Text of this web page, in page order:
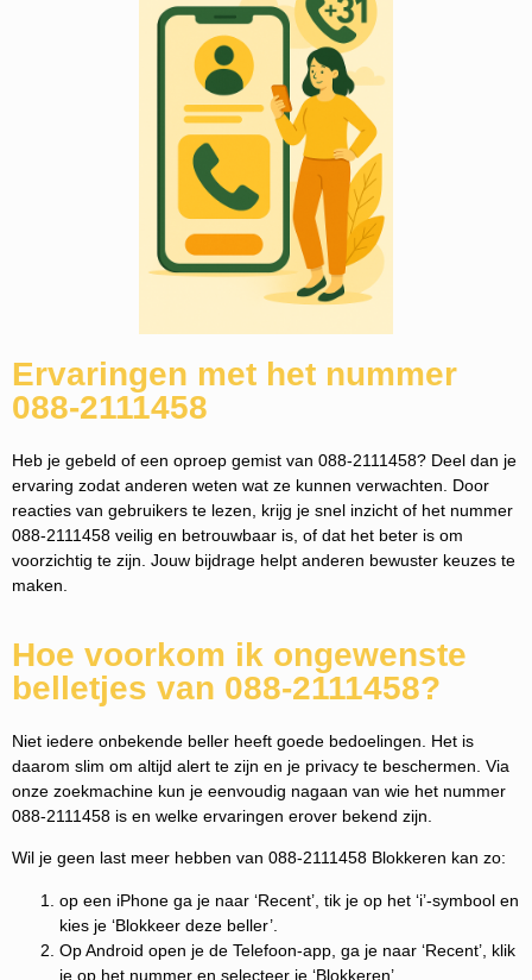
Ervaringen met het nummer
088-2111458
Heb je gebeld of een oproep gemist van 088-2111458? Deel dan je
ervaring zodat anderen weten wat ze kunnen verwachten. Door
reacties van gebruikers te lezen, krijg je snel inzicht of het nummer
088-2111458 veilig en betrouwbaar is, of dat het beter is om
voorzichtig te zijn. Jouw bijdrage helpt anderen bewuster keuzes te
maken.
Hoe voorkom ik ongewenste
belletjes van 088-2111458?
Niet iedere onbekende beller heeft goede bedoelingen. Het is
daarom slim om altijd alert te zijn en je privacy te beschermen. Via
onze zoekmachine kun je eenvoudig nagaan van wie het nummer
088-2111458 is en welke ervaringen erover bekend zijn.
Wil je geen last meer hebben van 088-2111458 Blokkeren kan zo:
op een iPhone ga je naar ‘Recent’, tik je op het ‘i’-symbool en
kies je ‘Blokkeer deze beller’.
Op Android open je de Telefoon-app, ga je naar ‘Recent’, klik
je op het nummer en selecteer je ‘Blokkeren’.